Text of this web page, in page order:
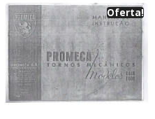
Oferta!